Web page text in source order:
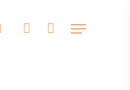
searchaccount
Menu